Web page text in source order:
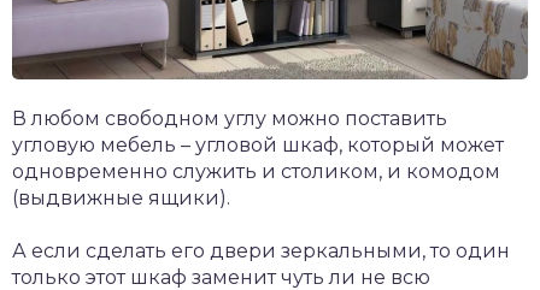
В любом свободном углу можно поставить
угловую мебель – угловой шкаф, который может
одновременно служить и столиком, и комодом
(выдвижные ящики).
А если сделать его двери зеркальными, то один
только этот шкаф заменит чуть ли не всю